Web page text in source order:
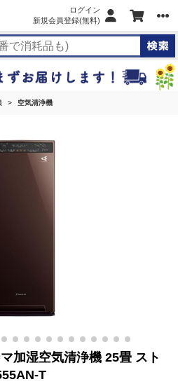
ログイン
新規会員登録(無料)
空気清浄機
加湿空気清浄機 25畳 スト
T